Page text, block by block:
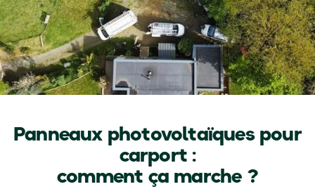
Panneaux photovoltaïques pour
carport :
comment ça marche ?